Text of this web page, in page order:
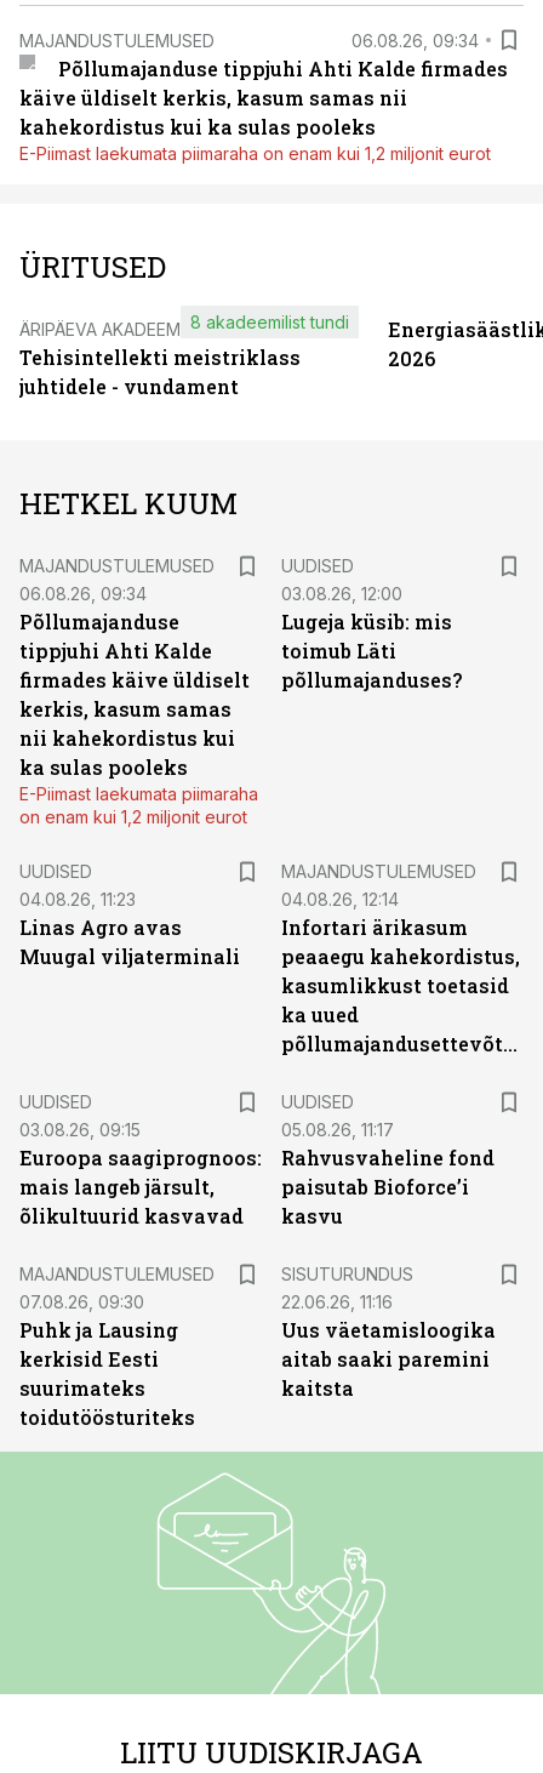
MAJANDUSTULEMUSED 06.08.26, 09:34
Põllumajanduse tippjuhi Ahti Kalde firmades
käive üldiselt kerkis, kasum samas nii
kahekordistus kui ka sulas pooleks
E-Piimast laekumata piimaraha on enam kui 1,2 miljonit eurot
ÜRITUSED
ÄRIPÄEVA AKADEEMIA
Tehisintellekti meistriklass
juhtidele - vundament
8 akadeemilist tundi
2026
HETKEL KUUM
MAJANDUSTULEMUSED
06.08.26, 09:34
Põllumajanduse
tippjuhi Ahti Kalde
firmades käive üldiselt
kerkis, kasum samas
nii kahekordistus kui
ka sulas pooleks
E-Piimast laekumata piimaraha
on enam kui 1,2 miljonit eurot
UUDISED
03.08.26, 12:00
Lugeja küsib: mis
toimub Läti
põllumajanduses?
UUDISED
04.08.26, 11:23
Linas Agro avas
Muugal viljaterminali
MAJANDUSTULEMUSED
04.08.26, 12:14
Infortari ärikasum
peaaegu kahekordistus,
kasumlikkust toetasid
ka uued
põllumajandusettevõtted
UUDISED
03.08.26, 09:15
Euroopa saagiprognoos:
mais langeb järsult,
õlikultuurid kasvavad
UUDISED
05.08.26, 11:17
Rahvusvaheline fond
paisutab Bioforce’i
kasvu
MAJANDUSTULEMUSED
07.08.26, 09:30
Puhk ja Lausing
kerkisid Eesti
suurimateks
toidutöösturiteks
SISUTURUNDUS
22.06.26, 11:16
Uus väetamisloogika
aitab saaki paremini
kaitsta
LIITU UUDISKIRJAGA